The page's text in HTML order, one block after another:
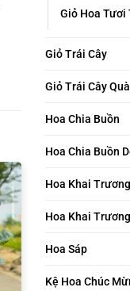
Giỏ Hoa Tươi
Giỏ Trái Cây
Giỏ Trái Cây
Hoa Chia Buồn
Hoa Chia Buồn
Hoa Khai Trương
Hoa Khai
Hoa Sáp
Kệ Hoa Chúc